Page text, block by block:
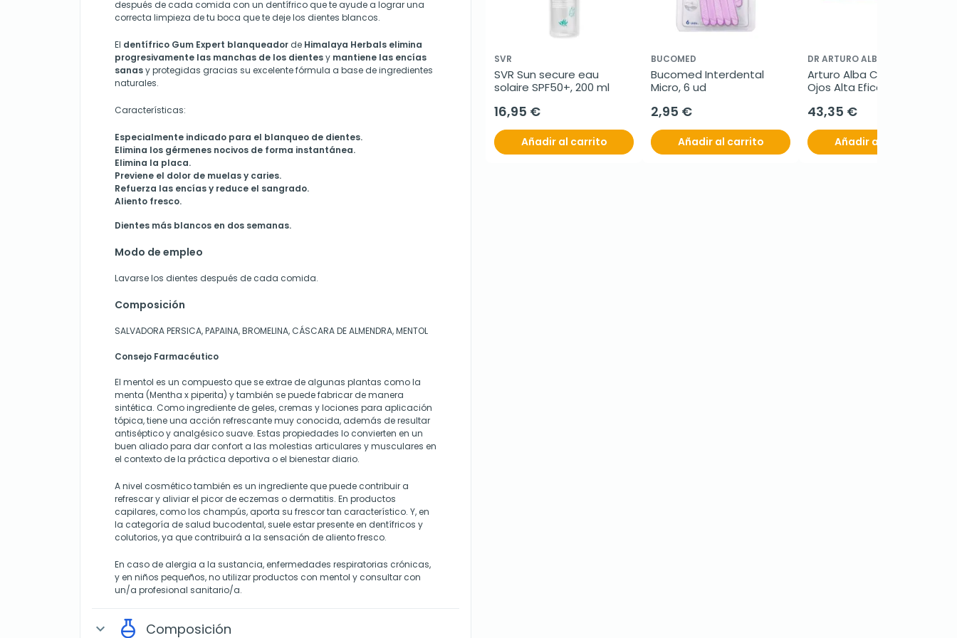
después de cada comida con un dentífrico que te ayude a lograr una
correcta limpieza de tu boca que te deje los dientes blancos.
El dentífrico Gum Expert blanqueador de Himalaya Herbals elimina
progresivamente las manchas de los dientesy mantiene las encías
sanasy protegidas gracias su excelente fórmula a base de ingredientes
naturales.
Características:
Especialmente indicado para el blanqueo de dientes.
Elimina los gérmenes nocivos de forma instantánea.
Elimina la placa.
Previene el dolor de muelas y caries.
Refuerza las encías y reduce el sangrado.
Aliento fresco.
Dientes más blancos en dos semanas.
Modo de empleo
Lavarse los dientes después de cada comida.
Composición
SALVADORA PERSICA, PAPAINA, BROMELINA, CÁSCARA DE ALMENDRA, MENTOL
Consejo Farmacéutico
El mentol es un compuesto que se extrae de algunas plantas como la
menta (Mentha x piperita) y también se puede fabricar de manera
sintética. Como ingrediente de geles, cremas y lociones para aplicación
tópica, tiene una acción refrescante muy conocida, además de resultar
antiséptico y analgésico suave. Estas propiedades lo convierten en un
buen aliado para dar confort a las molestias articulares y musculares en
el contexto de la práctica deportiva o el bienestar diario.
A nivel cosmético también es un ingrediente que puede contribuir a
refrescar y aliviar el picor de eczemas o dermatitis. En productos
capilares, como los champús, aporta su frescor tan característico. Y, en
la categoría de salud bucodental, suele estar presente en dentífricos y
colutorios, ya que contribuirá a la sensación de aliento fresco.
En caso de alergia a la sustancia, enfermedades respiratorias crónicas,
y en niños pequeños, no utilizar productos con mentol y consultar con
un/a profesional sanitario/a.
expand_more Composición
SVR
SVR Sun secure eau
solaire SPF50+, 200 ml
16,95 €
Añadir al carrito
BUCOMED
Bucomed Interdental
Micro, 6 ud
2,95 €
Añadir al carrito
DR ARTURO ALBA
Arturo Alba Contorno de
Ojos Alta Eficacia 360º, 15
43,35 €
Añadir al carrito